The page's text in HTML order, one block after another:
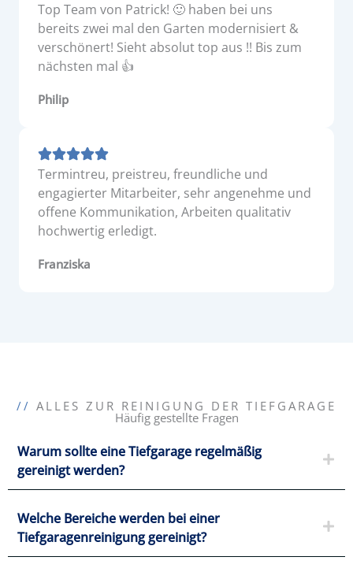
Top Team von Patrick! 🙂 haben bei uns
bereits zwei mal den Garten modernisiert &
verschönert! Sieht absolut top aus !! Bis zum
nächsten mal 👍
Philip
Termintreu, preistreu, freundliche und
engagierter Mitarbeiter, sehr angenehme und
offene Kommunikation, Arbeiten qualitativ
hochwertig erledigt.
Franziska
// ALLES ZUR REINIGUNG DER TIEFGARAGE
Häufig gestellte Fragen
Warum sollte eine Tiefgarage regelmäßig
gereinigt werden?
Welche Bereiche werden bei einer
Tiefgaragenreinigung gereinigt?